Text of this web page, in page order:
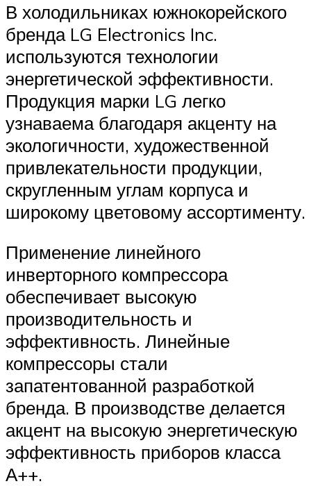
В холодильниках южнокорейского
бренда LG Electronics Inc.
используются технологии
энергетической эффективности.
Продукция марки LG легко
узнаваема благодаря акценту на
экологичности, художественной
привлекательности продукции,
скругленным углам корпуса и
широкому цветовому ассортименту.
Применение линейного
инверторного компрессора
обеспечивает высокую
производительность и
эффективность. Линейные
компрессоры стали
запатентованной разработкой
бренда. В производстве делается
акцент на высокую энергетическую
эффективность приборов класса
А++.